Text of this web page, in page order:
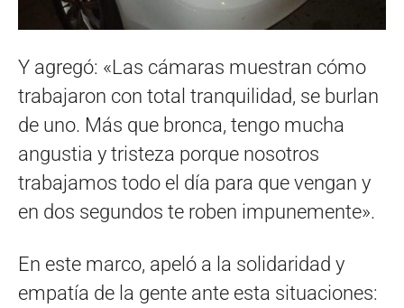
Y agregó: «Las cámaras muestran cómo
trabajaron con total tranquilidad, se burlan
de uno. Más que bronca, tengo mucha
angustia y tristeza porque nosotros
trabajamos todo el día para que vengan y
en dos segundos te roben impunemente».
En este marco, apeló a la solidaridad y
empatía de la gente ante esta situaciones: